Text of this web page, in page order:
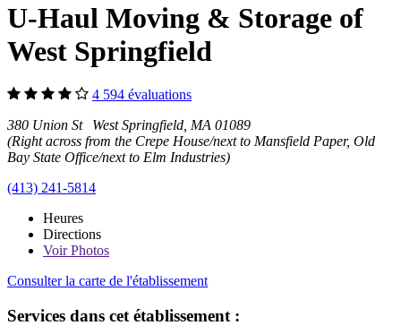
U-Haul Moving & Storage of
West Springfield
4 594 évaluations
380 Union St West Springfield, MA 01089
(Right across from the Crepe House/next to Mansfield Paper, Old
Bay State Office/next to Elm Industries)
(413) 241-5814
Heures
Directions
VoirPhotos
Consulter la carte de l'établissement
Services dans cet établissement :